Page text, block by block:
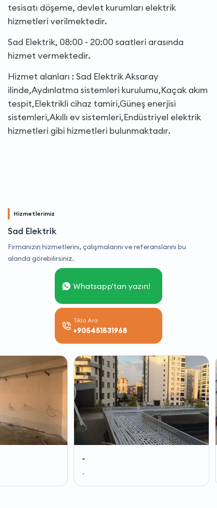
tesisatı döşeme, devlet kurumları elektrik
hizmetleri verilmektedir.
Sad Elektrik, 08:00 - 20:00 saatleri arasında
hizmet vermektedir.
Hizmet alanları : Sad Elektrik Aksaray
ilinde,Aydınlatma sistemleri kurulumu,Kaçak akım
tespit,Elektrikli cihaz tamiri,Güneş enerjisi
sistemleri,Akıllı ev sistemleri,Endüstriyel elektrik
hizmetleri gibi hizmetleri bulunmaktadır.
Hizmetlerimiz
Sad Elektrik
Firmanızın hizmetlerini, çalışmalarını ve referanslarını bu
alanda görebilirsiniz.
Whatsapp'tan yazın!
Tıkla Ara
+905451531968